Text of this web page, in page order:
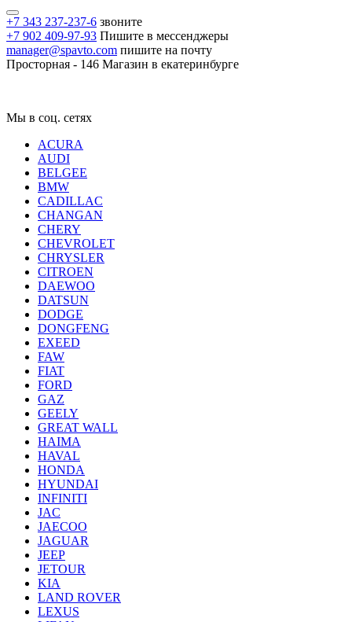
+7 343 237-237-6 звоните
+7 902 409-97-93 Пишите в мессенджеры
manager@spavto.com пишите на почту
Просторная - 146 Магазин в екатеринбурге
Мы в соц. сетях
ACURA
AUDI
BELGEE
BMW
CADILLAC
CHANGAN
CHERY
CHEVROLET
CHRYSLER
CITROEN
DAEWOO
DATSUN
DODGE
DONGFENG
EXEED
FAW
FIAT
FORD
GAZ
GEELY
GREAT WALL
HAIMA
HAVAL
HONDA
HYUNDAI
INFINITI
JAC
JAECOO
JAGUAR
JEEP
JETOUR
KIA
LAND ROVER
LEXUS